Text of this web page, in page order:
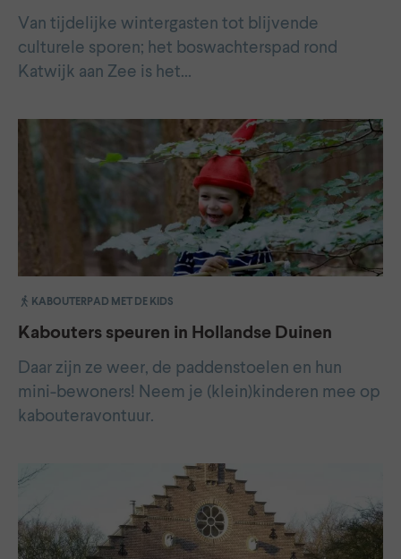
Van tijdelijke wintergasten tot blijvende
culturele sporen; het boswachterspad rond
Katwijk aan Zee is het…
KABOUTERPAD MET DE KIDS
Kabouters speuren in Hollandse Duinen
Daar zijn ze weer, de paddenstoelen en hun
mini-bewoners! Neem je (klein)kinderen mee op
kabouteravontuur.